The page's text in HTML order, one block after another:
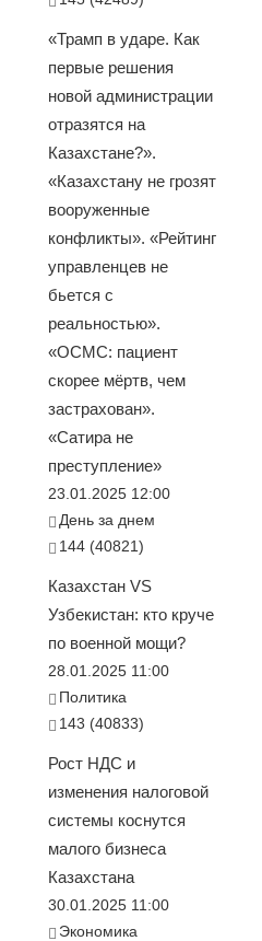
«Трамп в ударе. Как
первые решения
новой администрации
отразятся на
Казахстане?».
«Казахстану не грозят
вооруженные
конфликты». «Рейтинг
управленцев не
бьется с
реальностью».
«ОСМС: пациент
скорее мёртв, чем
застрахован».
«Сатира не
преступление»
23.01.2025 12:00
День за днем
144 (40821)
Казахстан VS
Узбекистан: кто круче
по военной мощи?
28.01.2025 11:00
Политика
143 (40833)
Рост НДС и
изменения налоговой
системы коснутся
малого бизнеса
Казахстана
30.01.2025 11:00
Экономика